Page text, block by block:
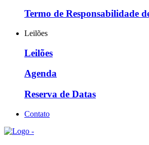
Termo de Responsabilidade
Leilões
Leilões
Agenda
Reserva de Datas
Contato